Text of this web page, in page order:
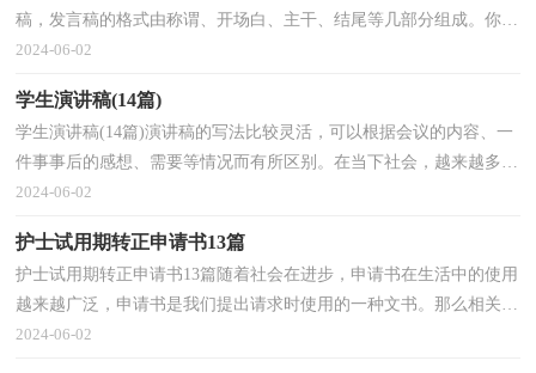
稿，发言稿的格式由称谓、开场白、主干、结尾等几部分组成。你知
道发言稿怎样写才规范吗？以下是小编帮大家整理的...
2024-06-02
学生演讲稿(14篇)
学生演讲稿(14篇)演讲稿的写法比较灵活，可以根据会议的内容、一
件事事后的感想、需要等情况而有所区别。在当下社会，越来越多地
方需要用到演讲稿，你写演讲稿时总是没有新意？以下...
2024-06-02
护士试用期转正申请书13篇
护士试用期转正申请书13篇随着社会在进步，申请书在生活中的使用
越来越广泛，申请书是我们提出请求时使用的一种文书。那么相关的
申请书到底怎么写呢？以下是小编精心整理的护士试...
2024-06-02